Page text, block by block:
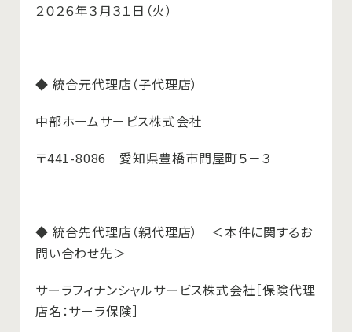
２０２６年３月３１日（火）
◆ 統合元代理店（子代理店）
中部ホームサービス株式会社
〒441-8086 愛知県豊橋市問屋町５－３
◆ 統合先代理店（親代理店） ＜本件に関するお
問い合わせ先＞
サーラフィナンシャルサービス株式会社［保険代理
店名：サーラ保険］